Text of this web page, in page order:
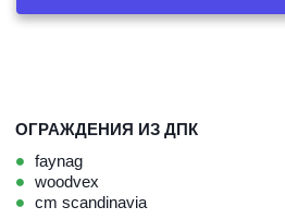
ОГРАЖДЕНИЯ ИЗ ДПК
faynag
woodvex
cm scandinavia